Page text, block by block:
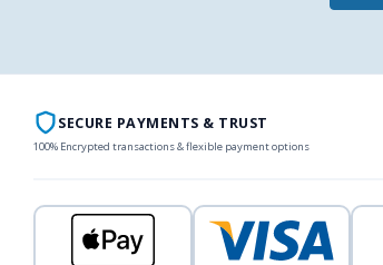
SECURE PAYMENTS & TRUST
100% Encrypted transactions & flexible payment options